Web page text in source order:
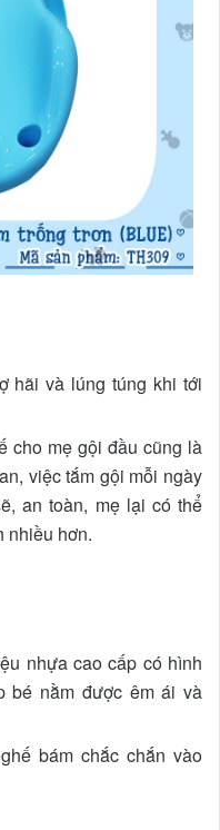
hãi và lúng túng khi tới
cho mẹ gội đầu cũng là
việc tắm gội mỗi ngày
an toàn, mẹ lại có thể
nhiều hơn.
nhựa cao cấp có hình
bé nằm được êm ái và
bám chắc chắn vào